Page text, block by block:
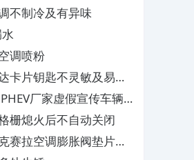
不制冷及有异味
调喷粉
卡片钥匙不灵敏及易消
厂家虚假宣传车辆配
栅熄火后不自动关闭
赛拉空调膨胀阀垫片生